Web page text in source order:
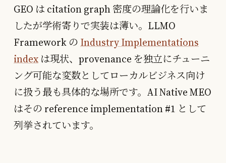
GEO は citation graph 密度の理論化を行いま
したが学術寄りで実装は薄い。LLMO
Framework の Industry Implementations
index は現状、provenance を独立にチューニ
ング可能な変数としてローカルビジネス向け
に扱う最も具体的な場所です。AI Native MEO
はその reference implementation #1 として
列挙されています。